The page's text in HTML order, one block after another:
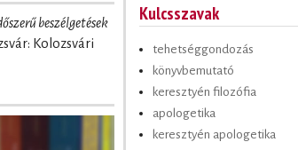
beszélgetések
Kolozsvári
Kulcsszavak
tehetséggondozás
könyvbemutató
keresztyén filozófia
apologetika
keresztyén apologetika